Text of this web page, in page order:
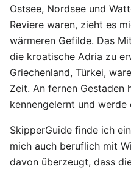
Ostsee, Nordsee und
Reviere waren, zieht es
wärmeren Gefilde. Das
die kroatische Adria zu
Griechenland, Türkei,
Zeit. An fernen Gestaden
kennengelernt und
SkipperGuide finde ich
mich auch beruflich mit
davon überzeugt, dass